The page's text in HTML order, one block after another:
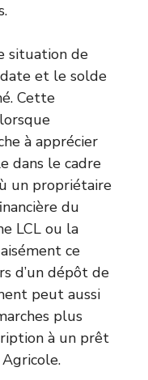
situation de
et le solde
Cette
à apprécier
dans le cadre
un propriétaire
du
LCL ou la
ce
d’un dépôt de
peut aussi
plus
à un prêt